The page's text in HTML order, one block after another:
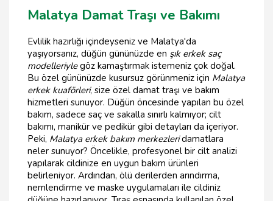
Malatya Damat Traşı ve Bakımı
Evlilik hazırlığı içindeyseniz ve Malatya'da
yaşıyorsanız, düğün gününüzde en şık erkek saç
modelleriylegöz kamaştırmak istemeniz çok doğal.
Bu özel gününüzde kusursuz görünmeniz için Malatya
erkek kuaförleri, size özel damat traşı ve bakım
hizmetleri sunuyor. Düğün öncesinde yapılan bu özel
bakım, sadece saç ve sakalla sınırlı kalmıyor; cilt
bakımı, manikür ve pedikür gibi detayları da içeriyor.
Peki, Malatya erkek bakım merkezleridamatlara
neler sunuyor? Öncelikle, profesyonel bir cilt analizi
yapılarak cildinize en uygun bakım ürünleri
belirleniyor. Ardından, ölü derilerden arındırma,
nemlendirme ve maske uygulamaları ile cildiniz